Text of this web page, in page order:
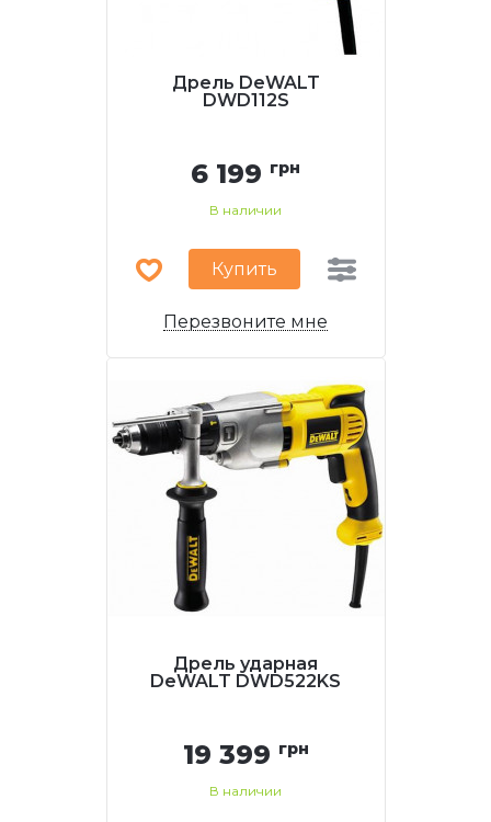
Дрель DeWALT
DWD112S
6 199 грн
В наличии
Купить
Перезвоните мне
Дрель ударная
DeWALT DWD522KS
19 399 грн
В наличии